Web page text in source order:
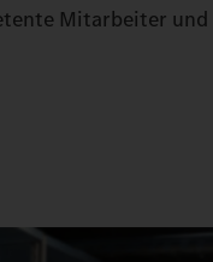
Mitarbeiter und